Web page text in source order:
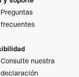
Preguntas
frecuentes
Consulte nuestra
declaración